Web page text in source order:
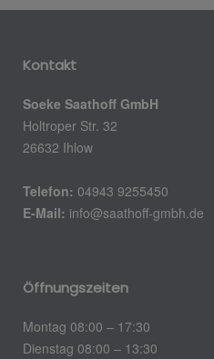
Kontakt
Soeke Saathoff GmbH
Holtroper Str. 32
26632 Ihlow
Telefon: 04943 9255450
E-Mail: info@saathoff-gmbh.de
Öffnungszeiten
Montag 08:00 – 17:30
Dienstag 08:00 – 13:30